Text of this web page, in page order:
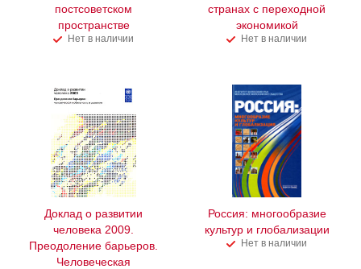
постсоветском
пространстве
Нет в наличии
странах с переходной
экономикой
Нет в наличии
Доклад о развитии
человека 2009.
Преодоление барьеров.
Человеческая
Россия: многообразие
культур и глобализации
Нет в наличии